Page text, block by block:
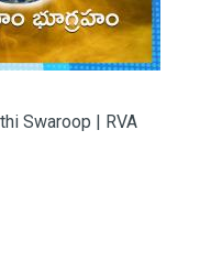
Swaroop | RVA